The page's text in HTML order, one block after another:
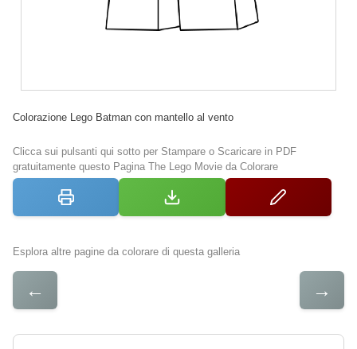
Colorazione Lego Batman con mantello al vento
Clicca sui pulsanti qui sotto per Stampare o Scaricare in PDF
gratuitamente questo Pagina The Lego Movie da Colorare
Esplora altre pagine da colorare di questa galleria
← →